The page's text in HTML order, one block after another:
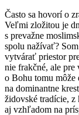
Často sa hovorí o
Veľmi zložitou je
s prevažne
spolu nažívať?
vytvárať priestor
nie frakčné, ale pre
o Bohu tomu
na dominantne
židovské tradície, z
aj vzhľadom na